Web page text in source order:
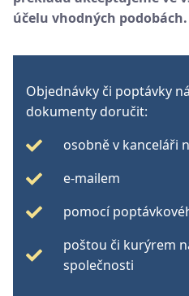
účelu vhodných podobách.
Objednávky či poptávky
dokumenty doručit:
osobně v kanceláři
e-mailem
pomocí
poštou či kurýrem
společnosti